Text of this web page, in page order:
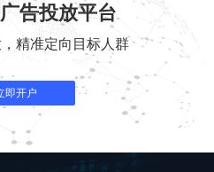
告投放平台
精准定向目标人群
即开户